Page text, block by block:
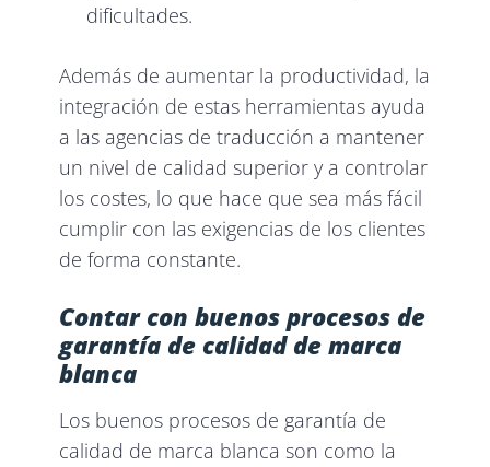
dificultades.
Además de aumentar la productividad, la
integración de estas herramientas ayuda
a las agencias de traducción a mantener
un nivel de calidad superior y a controlar
los costes, lo que hace que sea más fácil
cumplir con las exigencias de los clientes
de forma constante.
Contar con buenos procesos de
garantía de calidad de marca
blanca
Los buenos procesos de garantía de
calidad de marca blanca son como la